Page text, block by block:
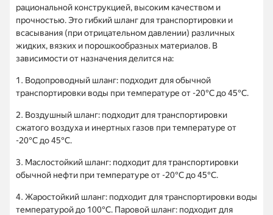
рациональной конструкцией, высоким качеством и
прочностью. Это гибкий шланг для транспортировки и
всасывания (при отрицательном давлении) различных
жидких, вязких и порошкообразных материалов. В
зависимости от назначения делится на:
1. Водопроводный шланг: подходит для обычной
транспортировки воды при температуре от -20°C до 45°C.
2. Воздушный шланг: подходит для транспортировки
сжатого воздуха и инертных газов при температуре от
-20°C до 45°C.
3. Маслостойкий шланг: подходит для транспортировки
обычной нефти при температуре от -20°C до 45°C.
4. Жаростойкий шланг: подходит для транспортировки воды
температурой до 100°C. Паровой шланг: подходит для